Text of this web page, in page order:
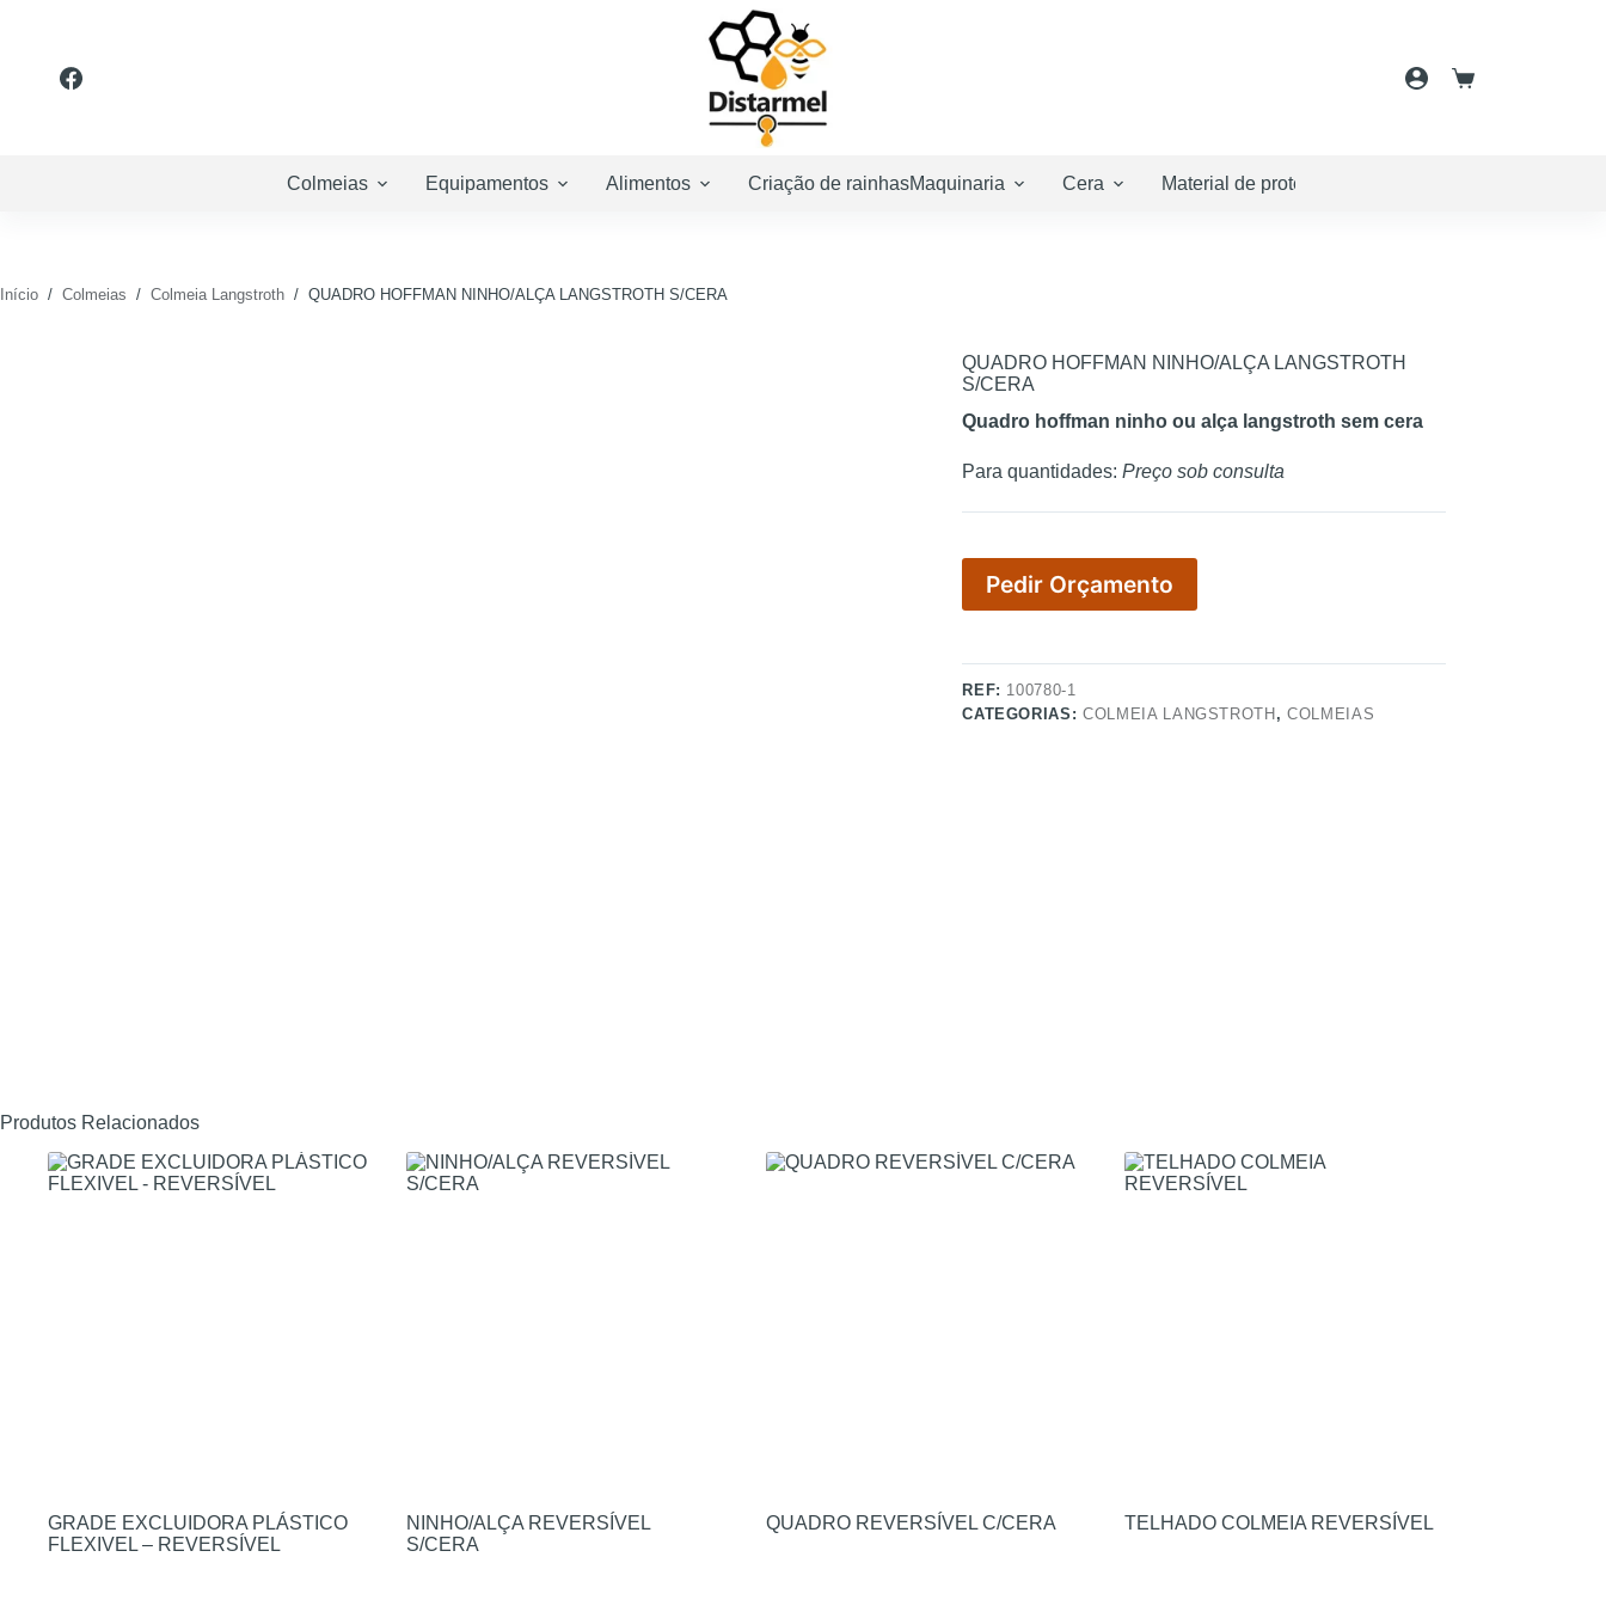
conteúdo
Carrinho
Colmeias Equipamentos Alimentos Criação de rainhasMaquinaria Cera Material de proteção
Início / Colmeias / Colmeia Langstroth / QUADRO HOFFMAN NINHO/ALÇA LANGSTROTH S/CERA
QUADRO HOFFMAN NINHO/ALÇA LANGSTROTH
S/CERA
Quadro hoffman ninho ou alça langstroth sem cera
Para quantidades:Preço sob consulta
Pedir Orçamento
REF: 100780-1
CATEGORIAS:COLMEIA LANGSTROTH ,COLMEIAS
Produtos Relacionados
GRADE EXCLUIDORA PLÁSTICO
FLEXIVEL – REVERSÍVEL
NINHO/ALÇA REVERSÍVEL
S/CERA
QUADRO REVERSÍVEL C/CERA TELHADO COLMEIA REVERSÍVEL